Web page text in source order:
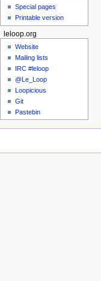
Special pages
Printable version
leloop.org
Website
Mailing lists
IRC #leloop
@Le_Loop
Loopicious
Git
Pastebin